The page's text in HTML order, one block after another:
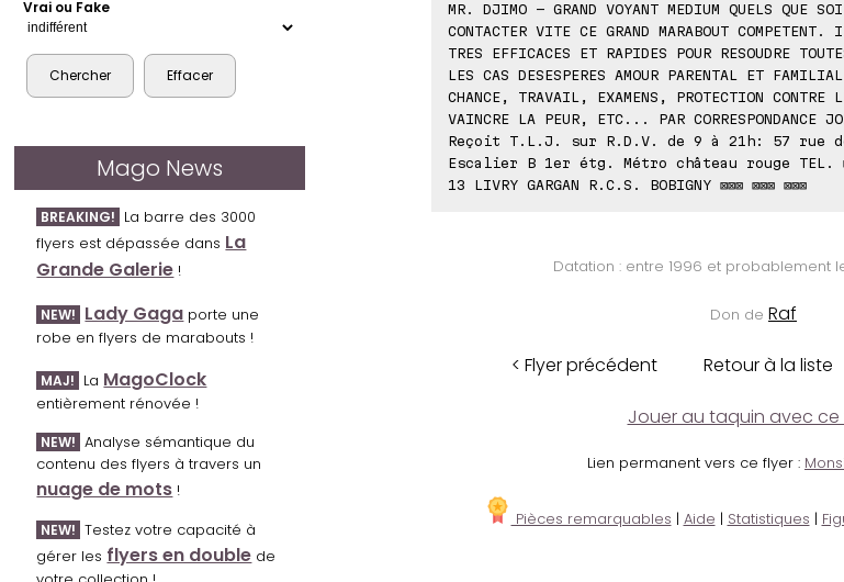
Vrai ou Fake
Mago News
BREAKING! La barre des 3000
flyers est dépassée dans La
Grande Galerie !
NEW! Lady Gaga porte une
robe en flyers de marabouts !
MAJ! La MagoClock
entièrement rénovée !
NEW! Analyse sémantique du
contenu des flyers à travers un
nuage de mots !
NEW! Testez votre capacité à
gérer les flyers en double de
MR. DJIMO - GRAND VOYANT MEDIUM QUELS QUE
CONTACTER VITE CE GRAND MARABOUT COMPETENT.
TRES EFFICACES ET RAPIDES POUR RESOUDRE
LES CAS DESESPERES AMOUR PARENTAL ET
CHANCE, TRAVAIL, EXAMENS, PROTECTION CONTRE
VAINCRE LA PEUR, ETC... PAR CORRESPONDANCE
Reçoit T.L.J. sur R.D.V. de 9 à 21h: 57 rue
Escalier B 1er étg. Métro château rouge TEL.
13 LIVRY GARGAN R.C.S. BOBIGNY ⊠⊠⊠ ⊠⊠⊠ ⊠⊠⊠
Datation : entre 1996 et probablement
Don de Raf
< Flyer précédent Retour à la liste
Jouer au taquin avec ce
Lien permanent vers ce flyer :
Pièces remarquables | Aide | Statistiques |